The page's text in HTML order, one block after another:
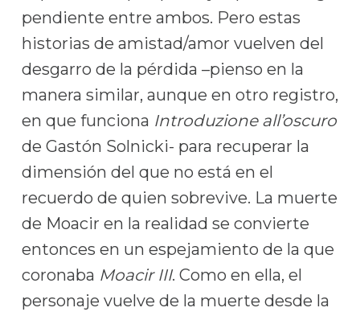
pendiente entre ambos. Pero estas
historias de amistad/amor vuelven del
desgarro de la pérdida –pienso en la
manera similar, aunque en otro registro,
en que funciona Introduzione all’oscuro
de Gastón Solnicki- para recuperar la
dimensión del que no está en el
recuerdo de quien sobrevive. La muerte
de Moacir en la realidad se convierte
entonces en un espejamiento de la que
coronaba Moacir III. Como en ella, el
personaje vuelve de la muerte desde la